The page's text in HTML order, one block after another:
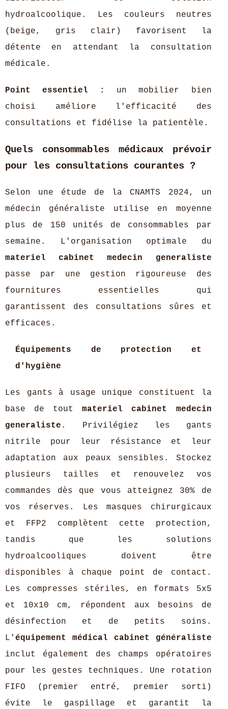
hydroalcoolique. Les couleurs neutres
(beige, gris clair) favorisent la
détente en attendant la consultation
médicale.
Point essentiel :
un mobilier bien
choisi améliore l'efficacité des
consultations et fidélise la patientèle.
Quels consommables médicaux prévoir
pour les consultations courantes ?
Selon une étude de la CNAMTS 2024, un
médecin généraliste utilise en moyenne
plus de 150 unités de consommables par
semaine. L'organisation optimale du
materiel cabinet medecin generaliste
passe par une gestion rigoureuse des
fournitures essentielles qui
garantissent des consultations sûres et
efficaces.
Équipements de protection et
d'hygiène
Les gants à usage unique constituent la
base de toutmateriel cabinet medecin
generaliste . Privilégiez les gants
nitrile pour leur résistance et leur
adaptation aux peaux sensibles. Stockez
plusieurs tailles et renouvelez vos
commandes dès que vous atteignez 30% de
vos réserves. Les masques chirurgicaux
et FFP2 complètent cette protection,
tandis que les solutions
hydroalcooliques doivent être
disponibles à chaque point de contact.
Les compresses stériles, en formats 5x5
et 10x10 cm, répondent aux besoins de
désinfection et de petits soins.
L' équipement médical cabinet généraliste
inclut également des champs opératoires
pour les gestes techniques. Une rotation
FIFO (premier entré, premier sorti)
évite le gaspillage et garantit la